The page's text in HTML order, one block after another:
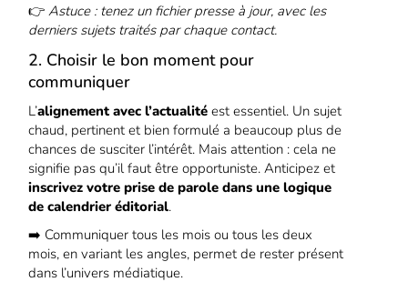
👉Astuce : tenez un fichier presse à jour, avec les
derniers sujets traités par chaque contact.
2. Choisir le bon moment pour
communiquer
L’alignement avec l’actualité est essentiel. Un sujet
chaud, pertinent et bien formulé a beaucoup plus de
chances de susciter l’intérêt. Mais attention : cela ne
signifie pas qu’il faut être opportuniste. Anticipez et
inscrivez votre prise de parole dans une logique
de calendrier éditorial.
➡️ Communiquer tous les mois ou tous les deux
mois, en variant les angles, permet de rester présent
dans l’univers médiatique.